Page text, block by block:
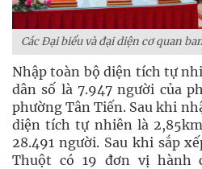
Các Đại biểu và đại diện cơ quan
Nhập toàn bộ diện tích tự
dân số là 7.947 người của
phường Tân Tiến. Sau khi
diện tích tự nhiên là
28.491 người. Sau khi sắp
Thuột có 19 đơn vị hành